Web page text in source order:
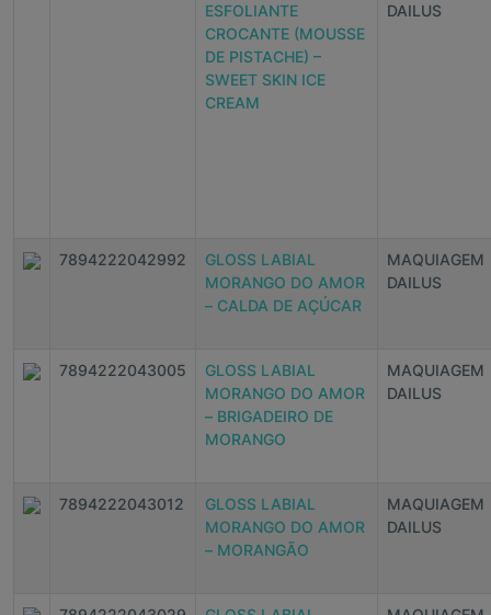
ESFOLIANTE
CROCANTE (MOUSSE
DE PISTACHE) –
SWEET SKIN ICE
CREAM
DAILUS
7894222042992
GLOSS LABIAL
MORANGO DO AMOR
– CALDA DE AÇÚCAR
MAQUIAGEM
DAILUS
7894222043005
GLOSS LABIAL
MORANGO DO AMOR
– BRIGADEIRO DE
MORANGO
MAQUIAGEM
DAILUS
7894222043012
GLOSS LABIAL
MORANGO DO AMOR
– MORANGÃO
MAQUIAGEM
DAILUS